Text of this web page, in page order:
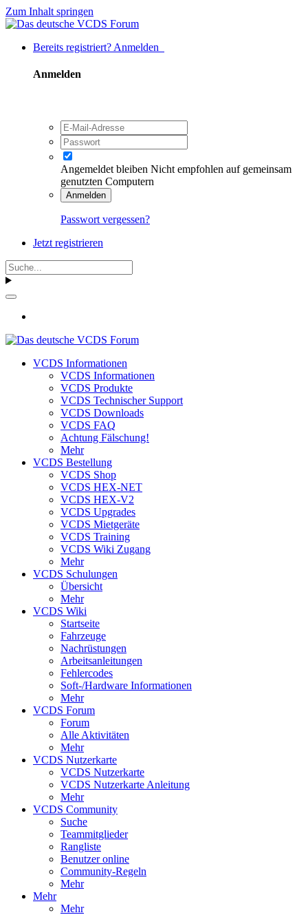
Zum Inhalt springen
Bereits registriert? Anmelden
Anmelden
Angemeldet bleiben Nicht empfohlen auf gemeinsam
genutzten Computern
Anmelden
Passwort vergessen?
Jetzt registrieren
VCDS Informationen
VCDS Informationen
VCDS Produkte
VCDS Technischer Support
VCDS Downloads
VCDS FAQ
Achtung Fälschung!
Mehr
VCDS Bestellung
VCDS Shop
VCDS HEX-NET
VCDS HEX-V2
VCDS Upgrades
VCDS Mietgeräte
VCDS Training
VCDS Wiki Zugang
Mehr
VCDS Schulungen
Übersicht
Mehr
VCDS Wiki
Startseite
Fahrzeuge
Nachrüstungen
Arbeitsanleitungen
Fehlercodes
Soft-/Hardware Informationen
Mehr
VCDS Forum
Forum
Alle Aktivitäten
Mehr
VCDS Nutzerkarte
VCDS Nutzerkarte
VCDS Nutzerkarte Anleitung
Mehr
VCDS Community
Suche
Teammitglieder
Rangliste
Benutzer online
Community-Regeln
Mehr
Mehr
Mehr